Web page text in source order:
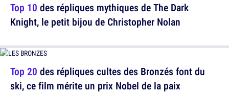
Top 10 des répliques mythiques de The Dark
Knight, le petit bijou de Christopher Nolan
Top 20 des répliques cultes des Bronzés font du
ski, ce film mérite un prix Nobel de la paix